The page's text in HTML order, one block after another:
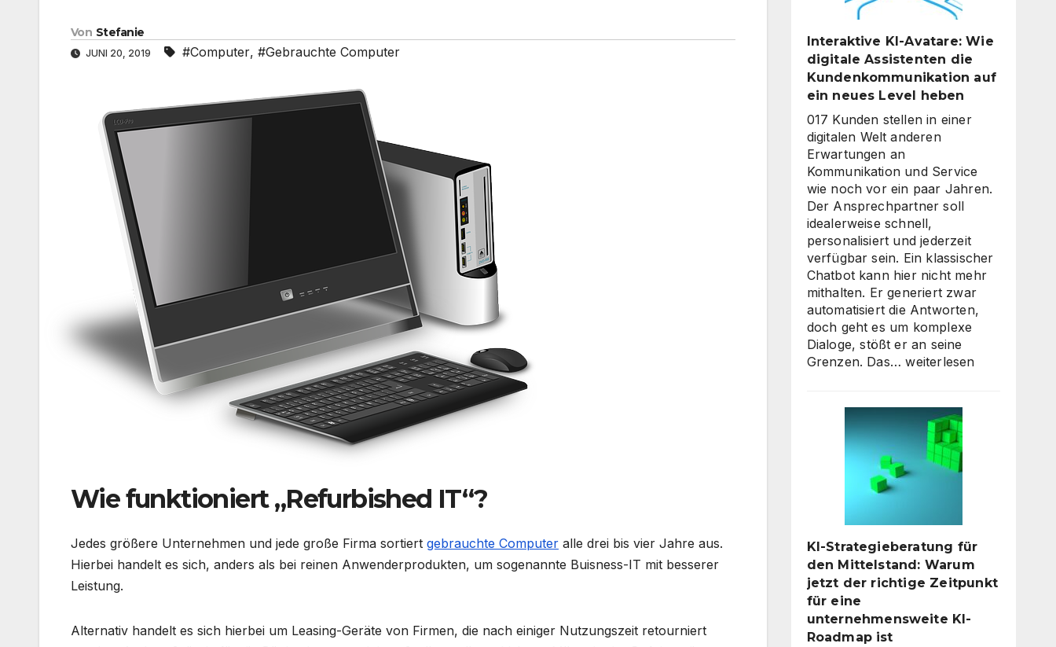
Von Stefanie
JUNI 20, 2019 #Computer, #Gebrauchte Computer
Wie funktioniert „Refurbished IT“?
Jedes größere Unternehmen und jede große Firma sortiert gebrauchte Computer alle drei bis vier Jahre aus.
Hierbei handelt es sich, anders als bei reinen Anwenderprodukten, um sogenannte Buisness-IT mit besserer
Leistung.
Alternativ handelt es sich hierbei um Leasing-Geräte von Firmen, die nach einiger Nutzungszeit retourniert
Interaktive KI-Avatare: Wie
digitale Assistenten die
Kundenkommunikation auf
ein neues Level heben
017 Kunden stellen in einer
digitalen Welt anderen
Erwartungen an
Kommunikation und Service
wie noch vor ein paar Jahren.
Der Ansprechpartner soll
idealerweise schnell,
personalisiert und jederzeit
verfügbar sein. Ein klassischer
Chatbot kann hier nicht mehr
mithalten. Er generiert zwar
automatisiert die Antworten,
doch geht es um komplexe
Dialoge, stößt er an seine
Grenzen. Das…Interaktive
digitale
Assistenten
die
Kundenkommunikation
Level
heben
weiterlesen
KI-Strategieberatung für
den Mittelstand: Warum
jetzt der richtige Zeitpunkt
für eine
unternehmensweite KI-
Roadmap ist